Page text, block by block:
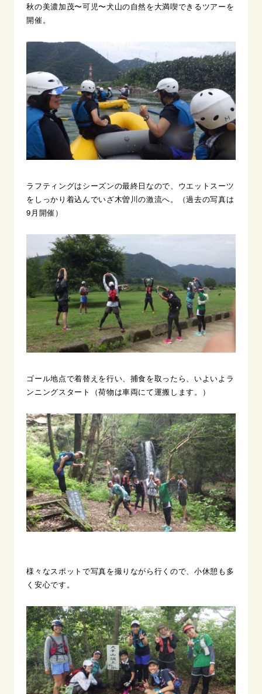
秋の美濃加茂〜可児〜犬山の自然を大満喫できるツアーを
開催。
ラフティングはシーズンの最終日なので、ウエットスーツ
をしっかり着込んでいざ木曽川の激流へ。（過去の写真は
9月開催）
ゴール地点で着替えを行い、捕食を取ったら、いよいよラ
ンニングスタート（荷物は車両にて運搬します。）
様々なスポットで写真を撮りながら行くので、小休憩も多
く安心です。